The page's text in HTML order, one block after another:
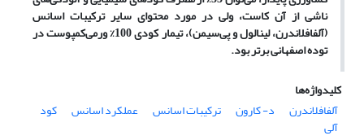
ناشی از آن کاست، ولی در مورد محتوای سایر ترکیبات اسانس
(آلفافلاندرن، لینالول و پی‌سیمن)، تیمار کودی 100% ورمی‌کمپوست در
توده اصفهانی برتر بود.
کلیدواژه‌ها
آلفافلاندرن
د- کارون ترکیبات اسانس عملکرد اسانس کود
آلی